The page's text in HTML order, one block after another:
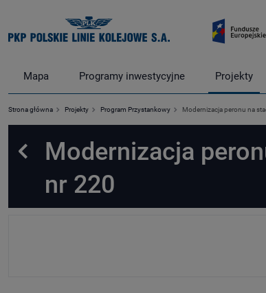
Mapa Programy inwestycyjne Projekty
Strona główna Projekty Program Przystankowy Modernizacja peronu na
Powrót
Modernizacja
nr 220